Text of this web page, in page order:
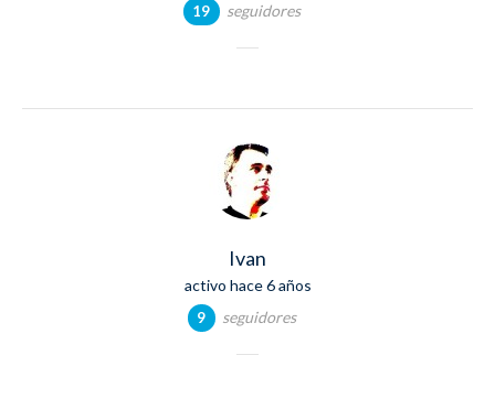
19 seguidores
Ivan
activo hace 6 años
9 seguidores